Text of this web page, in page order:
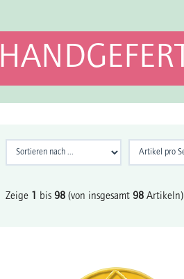
Zeige 1 bis 98 (von insgesamt 98 Artikeln)